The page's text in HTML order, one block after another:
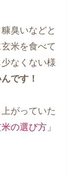
臭いなどと
米を食べて
なくない様
です！
がっていた
米の選び方」